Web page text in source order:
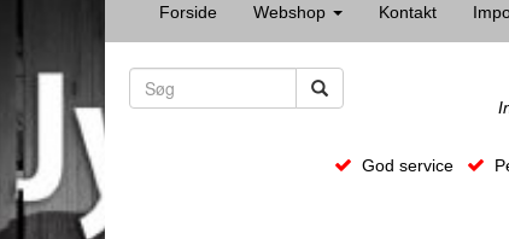
Forside Webshop Kontakt
God service